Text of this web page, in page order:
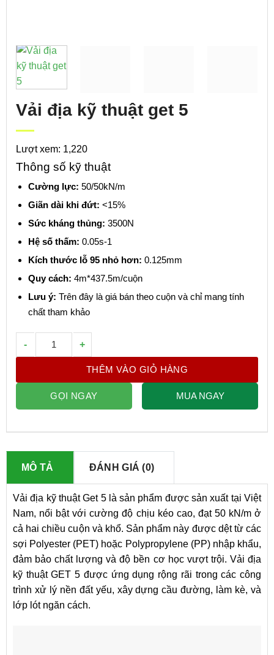
Vải địa kỹ thuật get 5
Lượt xem: 1,220
Thông số kỹ thuật
Cường lực: 50/50kN/m
Giãn dài khi đứt: <15%
Sức kháng thủng: 3500N
Hệ số thấm: 0.05s-1
Kích thước lỗ 95 nhỏ hơn: 0.125mm
Quy cách: 4m*437.5m/cuộn
Lưu ý: Trên đây là giá bán theo cuộn và chỉ mang tính
chất tham khảo
Vải địa kỹ thuật get 5 số lượng
THÊM VÀO GIỎ HÀNG
GỌI NGAY MUA NGAY
MÔ TẢ ĐÁNH GIÁ (0)
Vải địa kỹ thuật Get 5 là sản phẩm được sản xuất tại Việt
Nam, nổi bật với cường độ chịu kéo cao, đạt 50 kN/m ở
cả hai chiều cuộn và khổ. Sản phẩm này được dệt từ các
sợi Polyester (PET) hoặc Polypropylene (PP) nhập khẩu,
đảm bảo chất lượng và độ bền cơ học vượt trội. Vải địa
kỹ thuật GET 5 được ứng dụng rộng rãi trong các công
trình xử lý nền đất yếu, xây dựng cầu đường, làm kè, và
lớp lót ngăn cách.